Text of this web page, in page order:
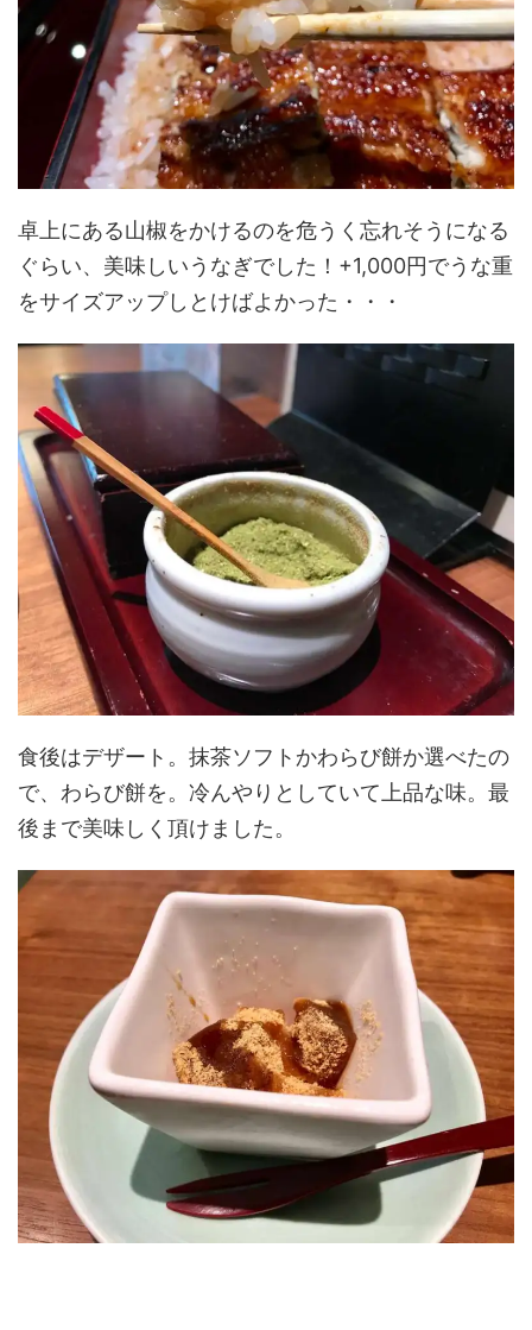
卓上にある山椒をかけるのを危うく忘れそうになる
ぐらい、美味しいうなぎでした！+1,000円でうな重
をサイズアップしとけばよかった・・・
食後はデザート。抹茶ソフトかわらび餅か選べたの
で、わらび餅を。冷んやりとしていて上品な味。最
後まで美味しく頂けました。